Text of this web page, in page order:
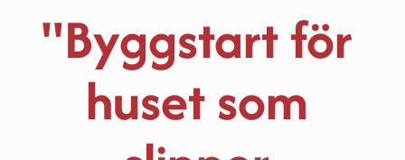
Nyheter
Om oss
Kontakta oss
"Byggstart för
huset som